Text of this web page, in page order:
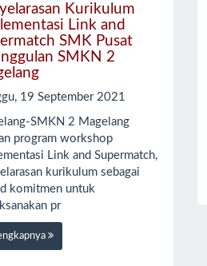
Kurikulum
Link and
SMK Pusat
SMKN 2
19 September 2021
SMKN 2 Magelang
program workshop
Link and Supermatch,
kurikulum sebagai
komitmen untuk
pr